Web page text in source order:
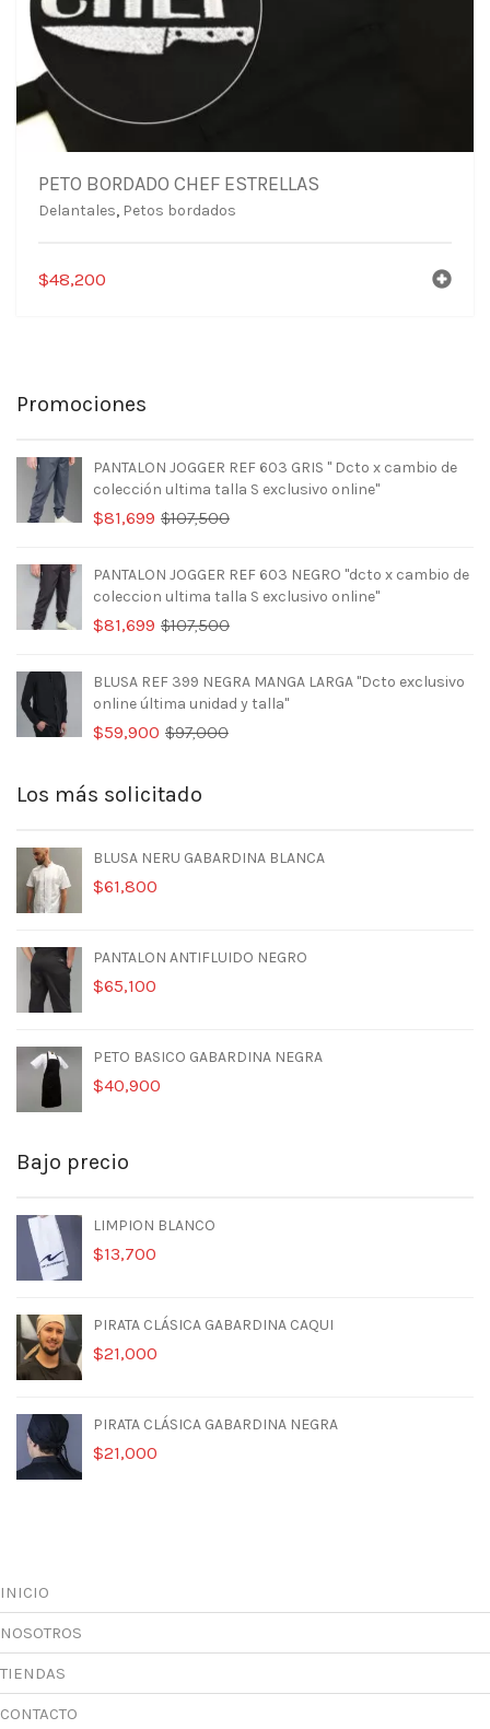
PETO BORDADO CHEF ESTRELLAS
Delantales, Petos bordados
$48,200
Promociones
PANTALON JOGGER REF 603 GRIS " Dcto x cambio de
colección ultima talla S exclusivo online"
$107,500El
original
era:
$81,699
El
actual
es:
PANTALON JOGGER REF 603 NEGRO "dcto x cambio de
coleccion ultima talla S exclusivo online"
$107,500El
original
era:
$81,699
El
actual
es:
BLUSA REF 399 NEGRA MANGA LARGA "Dcto exclusivo
online última unidad y talla"
$97,000El
$59,900
El
Los más solicitado
BLUSA NERU GABARDINA BLANCA
$61,800
PANTALON ANTIFLUIDO NEGRO
$65,100
PETO BASICO GABARDINA NEGRA
$40,900
Bajo precio
LIMPION BLANCO
$13,700
PIRATA CLÁSICA GABARDINA CAQUI
$21,000
PIRATA CLÁSICA GABARDINA NEGRA
$21,000
INICIO
NOSOTROS
TIENDAS
CONTACTO